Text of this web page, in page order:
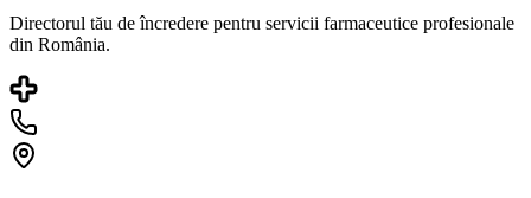
Directorul tău de încredere pentru servicii farmaceutice profesionale
din România.